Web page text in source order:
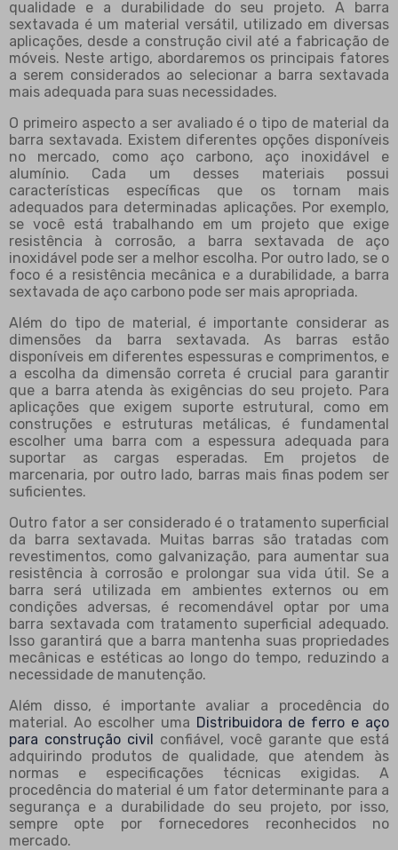
qualidade e a durabilidade do seu projeto. A barra
sextavada é um material versátil, utilizado em diversas
aplicações, desde a construção civil até a fabricação de
móveis. Neste artigo, abordaremos os principais fatores
a serem considerados ao selecionar a barra sextavada
mais adequada para suas necessidades.
O primeiro aspecto a ser avaliado é o tipo de material da
barra sextavada. Existem diferentes opções disponíveis
no mercado, como aço carbono, aço inoxidável e
alumínio. Cada um desses materiais possui
características específicas que os tornam mais
adequados para determinadas aplicações. Por exemplo,
se você está trabalhando em um projeto que exige
resistência à corrosão, a barra sextavada de aço
inoxidável pode ser a melhor escolha. Por outro lado, se o
foco é a resistência mecânica e a durabilidade, a barra
sextavada de aço carbono pode ser mais apropriada.
Além do tipo de material, é importante considerar as
dimensões da barra sextavada. As barras estão
disponíveis em diferentes espessuras e comprimentos, e
a escolha da dimensão correta é crucial para garantir
que a barra atenda às exigências do seu projeto. Para
aplicações que exigem suporte estrutural, como em
construções e estruturas metálicas, é fundamental
escolher uma barra com a espessura adequada para
suportar as cargas esperadas. Em projetos de
marcenaria, por outro lado, barras mais finas podem ser
suficientes.
Outro fator a ser considerado é o tratamento superficial
da barra sextavada. Muitas barras são tratadas com
revestimentos, como galvanização, para aumentar sua
resistência à corrosão e prolongar sua vida útil. Se a
barra será utilizada em ambientes externos ou em
condições adversas, é recomendável optar por uma
barra sextavada com tratamento superficial adequado.
Isso garantirá que a barra mantenha suas propriedades
mecânicas e estéticas ao longo do tempo, reduzindo a
necessidade de manutenção.
Além disso, é importante avaliar a procedência do
material. Ao escolher uma Distribuidora de ferro e aço
para construção civil confiável, você garante que está
adquirindo produtos de qualidade, que atendem às
normas e especificações técnicas exigidas. A
procedência do material é um fator determinante para a
segurança e a durabilidade do seu projeto, por isso,
sempre opte por fornecedores reconhecidos no
mercado.